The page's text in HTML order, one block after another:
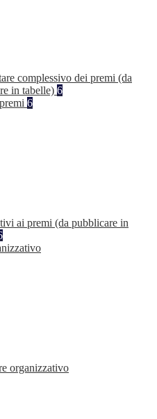
complessivo dei premi (da
in tabelle) 6
6
ai premi (da pubblicare in
organizzativo